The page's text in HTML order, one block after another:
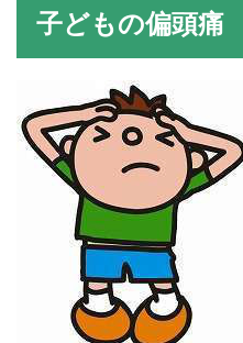
子どもの偏頭痛